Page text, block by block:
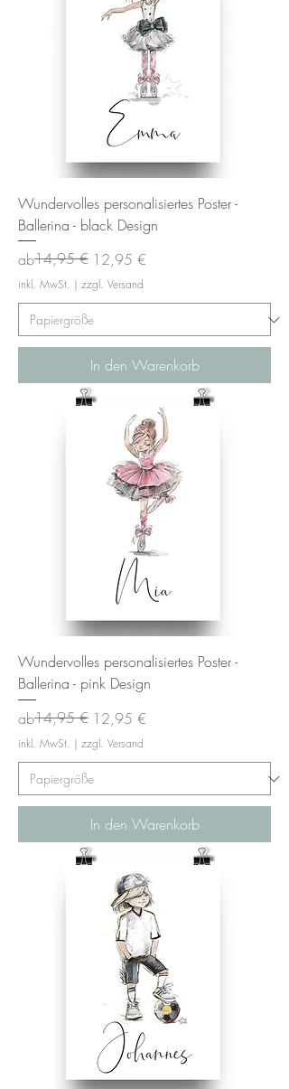
Wundervolles personalisiertes Poster -
Ballerina - black Design
ab
Standardpreis
14,95 € 12,95 €
Sale-Preis
inkl. MwSt. | zzgl. Versand
In den Warenkorb
Wundervolles personalisiertes Poster -
Ballerina - pink Design
ab
Standardpreis
14,95 € 12,95 €
Sale-Preis
inkl. MwSt. | zzgl. Versand
In den Warenkorb